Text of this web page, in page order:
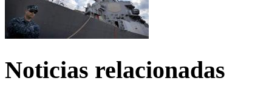
Noticias relacionadas